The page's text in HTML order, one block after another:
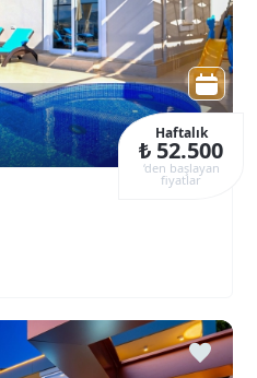
Haftalık
₺ 52.500
‘den başlayan
fiyatlar